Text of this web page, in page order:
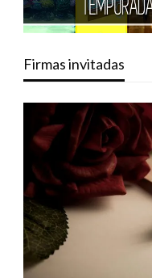
Firmas invitadas